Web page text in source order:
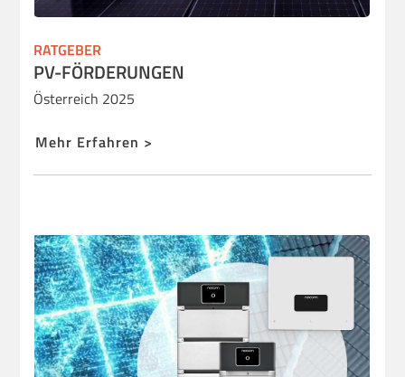
RATGEBER
PV-FÖRDERUNGEN
Österreich 2025
Mehr Erfahren >